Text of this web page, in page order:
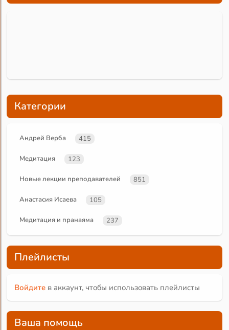
Категории
Андрей Верба 415
Медитация 123
Новые лекции преподавателей 851
Анастасия Исаева 105
Медитация и пранаяма 237
Плейлисты
Войдите в аккаунт, чтобы использовать плейлисты
Ваша помощь